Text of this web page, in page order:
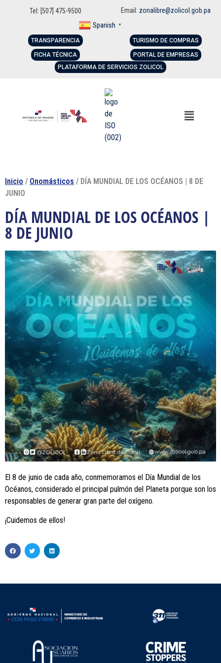
Tel: [507] 475-9500 Email: zonalibre@zolicol.gob.pa
Spanish ▼
TRANSPARENCIA
FICHA TÉCNICA
TURISMO DE COMPRAS
PORTAL DE EMPRESAS
PLATAFORMA DE SERVICIOS ZOLICOL
Inicio / Onomásticos / DÍA MUNDIAL DE LOS OCÉANOS | 8 DE
JUNIO
DÍA MUNDIAL DE LOS OCÉANOS |
8 DE JUNIO
El 8 de junio de cada año, conmemoramos el Día Mundial de los
Océanos, considerado el principal pulmón del Planeta porque son los
responsables de generar gran parte del oxígeno.
¡Cuidemos de ellos!